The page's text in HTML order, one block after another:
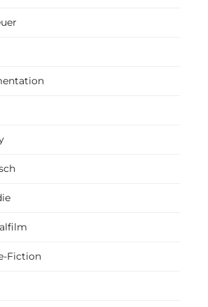
Fiction